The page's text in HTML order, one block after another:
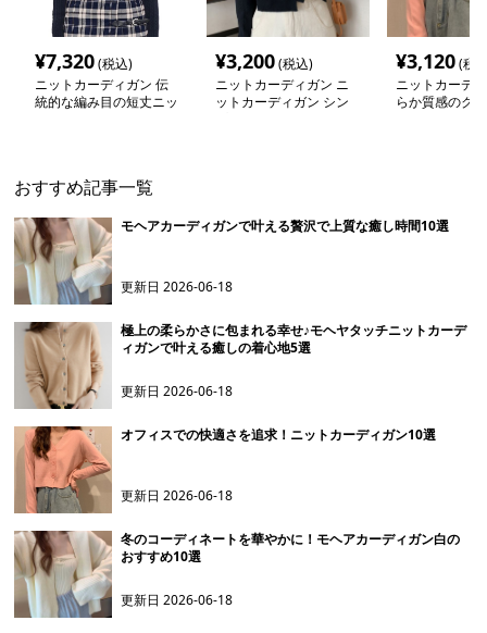
¥7,320(税込)
ニットカーディガン 伝
統的な編み目の短丈ニッ
¥3,200(税込)
ニットカーディガン ニ
ットカーディガン シン
¥3,120(税
ニットカーデ
らか質感のク
おすすめ記事一覧
モヘアカーディガンで叶える贅沢で上質な癒し時間10選
更新日2026-06-18
極上の柔らかさに包まれる幸せ♪モヘヤタッチニットカーデ
ィガンで叶える癒しの着心地5選
更新日2026-06-18
オフィスでの快適さを追求！ニットカーディガン10選
更新日2026-06-18
冬のコーディネートを華やかに！モヘアカーディガン白の
おすすめ10選
更新日2026-06-18